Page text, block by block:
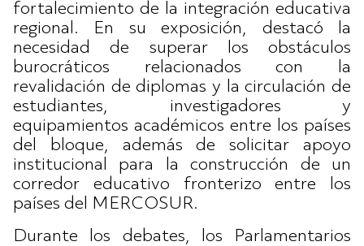
fortalecimiento de la integración educativa
regional. En su exposición, destacó la
necesidad de superar los obstáculos
burocráticos relacionados con la
revalidación de diplomas y la circulación de
estudiantes, investigadores y
equipamientos académicos entre los países
del bloque, además de solicitar apoyo
institucional para la construcción de un
corredor educativo fronterizo entre los
países del MERCOSUR.
Durante los debates, los Parlamentarios